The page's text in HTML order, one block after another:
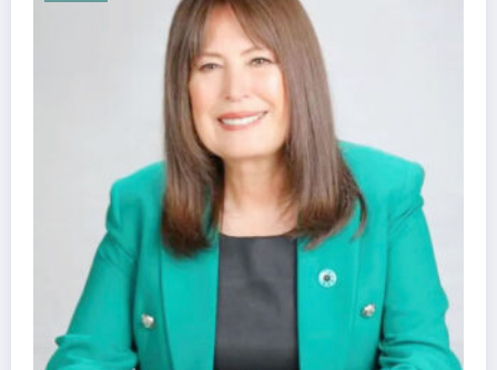
Soma Huzurevi Bocce Turnuvasında
Kazandı
4 Ağustos 2026